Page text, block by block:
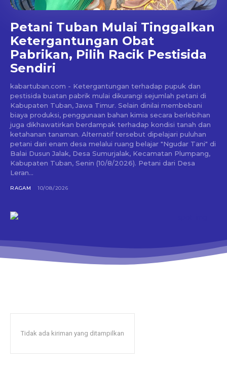
Petani Tuban Mulai Tinggalkan
Ketergantungan Obat
Pabrikan, Pilih Racik Pestisida
Sendiri
kabartuban.com - Ketergantungan terhadap pupuk dan
pestisida buatan pabrik mulai dikurangi sejumlah petani di
Kabupaten Tuban, Jawa Timur. Selain dinilai membebani
biaya produksi, penggunaan bahan kimia secara berlebihan
juga dikhawatirkan berdampak terhadap kondisi tanah dan
ketahanan tanaman. Alternatif tersebut dipelajari puluhan
petani dari enam desa melalui ruang belajar "Ngudar Tani" di
Balai Dusun Jalak, Desa Sumurjalak, Kecamatan Plumpang,
Kabupaten Tuban, Senin (10/8/2026). Petani dari Desa
Leran...
RAGAM 10/08/2026
Tidak ada kiriman yang ditampilkan